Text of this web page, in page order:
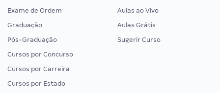
Exame de Ordem
Graduação
Pós-Graduação
Cursos por Concurso
Cursos por Carreira
Cursos por Estado
Aulas ao Vivo
Aulas Grátis
Sugerir Curso